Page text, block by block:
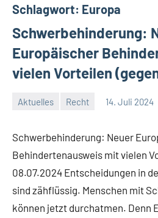
Schlagwort: Europa
Schwerbehinderung:
Europäischer
vielen Vorteilen
Aktuelles Recht 14. Juli 2024
Schwerbehinderung: Neuer
Behindertenausweis mit vielen
08.07.2024 Entscheidungen in
sind zähflüssig. Menschen mit
können jetzt durchatmen. Denn